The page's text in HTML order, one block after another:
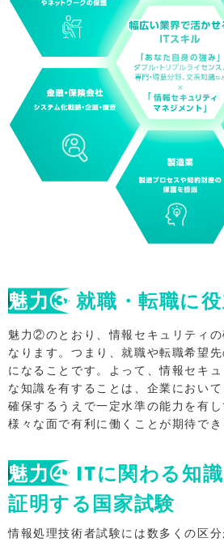
魅力③就職・転職に
魅力②のとおり、情報セキュリティ
なります。つまり、就職や転職希望
になることです。よって、情報セキ
な知識を有することは、企業におい
確保するうえで一定水準の能力を有し
様々な面で有利に働くことが期待でき
魅力④ITに関わる知
証明する国家試験
情報処理技術者試験には数多くの区